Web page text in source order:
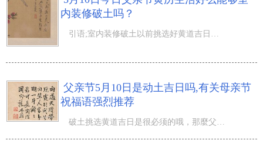
内装修破土吗？
引语;室内装修破土以前挑选好黄道吉日很必须哦，那麼5月10日今日父亲节黄历生活好么能够室内装修破土吗？每
父亲节5月10日是动土吉日吗,有关母亲节
祝福语强烈推荐